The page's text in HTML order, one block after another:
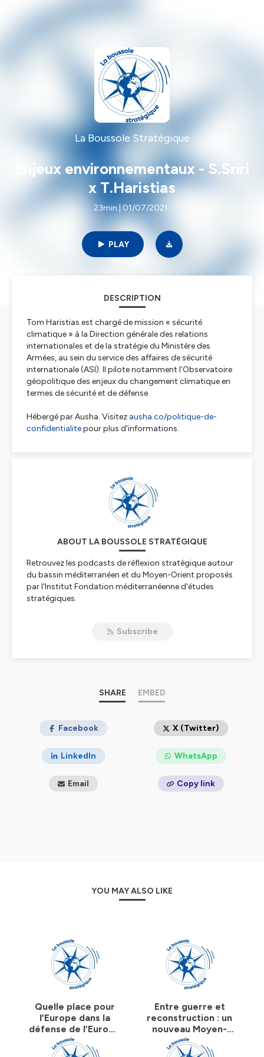
La Boussole Stratégique
Enjeux environnementaux - S.Sriri
x T.Haristias
23min | 01/07/2021
PLAY
DESCRIPTION
Tom Haristias est chargé de mission « sécurité
climatique » à la Direction générale des relations
internationales et de la stratégie du Ministère des
Armées, au sein du service des affaires de sécurité
internationale (ASI). Il pilote notamment l’Observatoire
géopolitique des enjeux du changement climatique en
termes de sécurité et de défense
Hébergé par Ausha. Visitez ausha.co/politique-de-
confidentialitepour plus d'informations.
ABOUT LA BOUSSOLE STRATÉGIQUE
Retrouvez les podcasts de réflexion stratégique autour
du bassin méditerranéen et du Moyen-Orient proposés
par l'Institut Fondation méditerranéenne d'études
stratégiques.
les plus crisogènes du monde pour vous proposer des
Hébergé par Ausha. Visitez
ausha.co/politique-de-
pour plus d'informations.
Subscribe
SHARE EMBED
Facebook X (Twitter)
LinkedIn WhatsApp
Email Copy link
YOU MAY ALSO LIKE
Quelle place pour
l’Europe dans la
défense de l’Europe
? - Philippe Perchoc
Entre guerre et
reconstruction : un
nouveau Moyen-
Orient ? - Dorothée
Schmid